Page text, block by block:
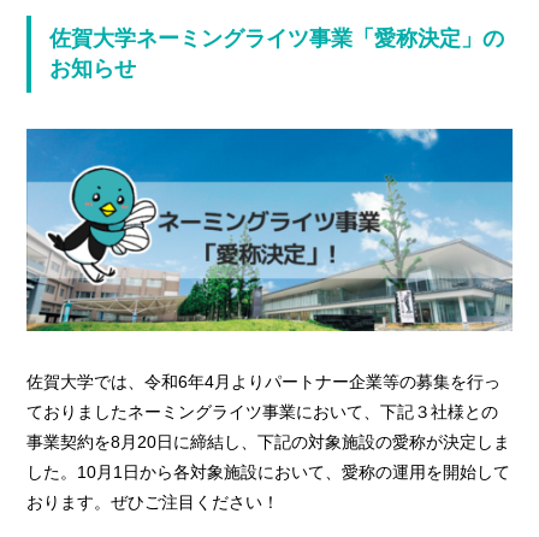
佐賀大学ネーミングライツ事業「愛称決定」の
お知らせ
佐賀大学では、令和6年4月よりパートナー企業等の募集を行っ
ておりましたネーミングライツ事業において、下記３社様との
事業契約を8月20日に締結し、下記の対象施設の愛称が決定しま
した。10月1日から各対象施設において、愛称の運用を開始して
おります。ぜひご注目ください！